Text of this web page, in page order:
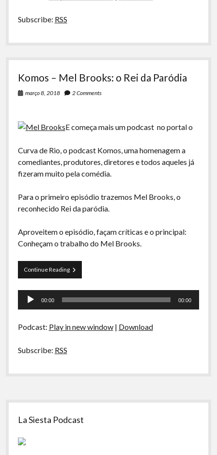
Subscribe: RSS
Komos – Mel Brooks: o Rei da Paródia
março 8, 2018 2 Comments
E começa mais um podcast no portal o
Curva de Rio, o podcast Komos, uma homenagem a
comediantes, produtores, diretores e todos aqueles já
fizeram muito pela comédia.
Para o primeiro episódio trazemos Mel Brooks, o
reconhecido Rei da paródia.
Aproveitem o episódio, façam críticas e o principal:
Conheçam o trabalho do Mel Brooks.
Continue ReadingKomos
–
o
Paródia
Tocador
00:00 00:00
Podcast: Play in new window| Download
Subscribe: RSS
Sidebar
La Siesta Podcast